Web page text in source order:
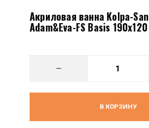
Акриловая ванна Kolpa-San
Adam&Eva-FS Basis
В КОРЗИНУ